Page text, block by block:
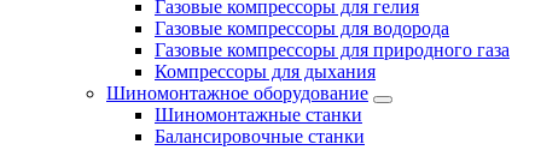
Газовые компрессоры для гелия
Газовые компрессоры для водорода
Газовые компрессоры для природного газа
Компрессоры для дыхания
Шиномонтажное оборудование
Шиномонтажные станки
Балансировочные станки